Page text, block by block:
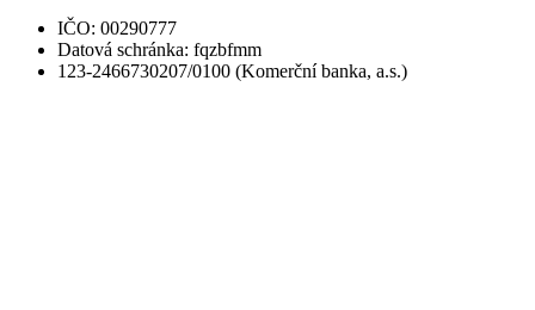
IČO: 00290777
Datová schránka: fqzbfmm
123-2466730207/0100 (Komerční banka, a.s.)